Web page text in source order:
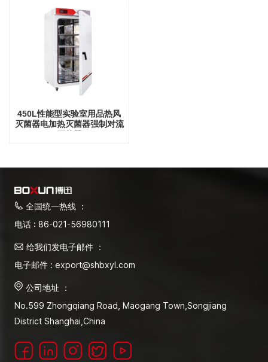
450L性能型实验室用品热风
灭菌器电加热灭菌器强制对流
全国统一热线 ：
电话 : 86-021-56980111
给我们发电子邮件 ：
电子邮件 : export@shbxyl.com
公司地址 ：
No.599 Zhongqiang Road, Maogang Town,Songjiang
District Shanghai,China